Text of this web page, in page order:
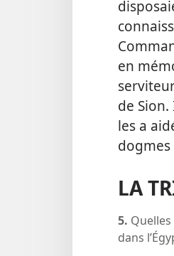
en
de Sion.
les a
LA
5.
dans